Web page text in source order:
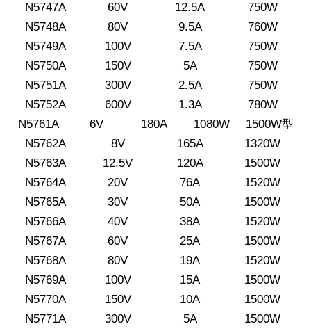
N5747A
60V 12.5A
750W
N5748A
80V 9.5A
760W
N5749A
100V 7.5A
750W
N5750A
150V 5A
750W
N5751A
300V 2.5A
750W
N5752A
600V 1.3A
780W
N5761A
6V 180A 1080W
1500W型
N5762A
8V 165A
1320W
N5763A
12.5V 120A
1500W
N5764A
20V 76A
1520W
N5765A
30V 50A
1500W
N5766A
40V 38A
1520W
N5767A
60V 25A
1500W
N5768A
80V 19A
1520W
N5769A
100V 15A
1500W
N5770A
150V 10A
1500W
N5771A
300V 5A
1500W